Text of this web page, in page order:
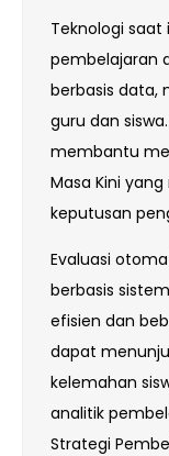
Teknologi
pembelajaran
berbasis data,
guru dan
membantu
Masa Kini
keputusan
Evaluasi
berbasis
efisien dan
dapat
kelemahan
analitik
Strategi